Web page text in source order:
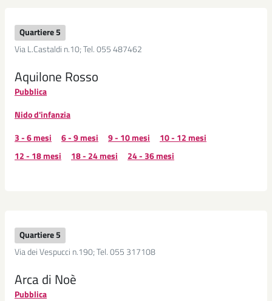
Quartiere 5
Via L.Castaldi n.10; Tel. 055 487462
Aquilone Rosso
Pubblica
Nido d'infanzia
3 - 6 mesi
6 - 9 mesi 9 - 10 mesi
10 - 12 mesi
12 - 18 mesi
18 - 24 mesi 24 - 36 mesi
Quartiere 5
Via dei Vespucci n.190; Tel. 055 317108
Arca di Noè
Pubblica